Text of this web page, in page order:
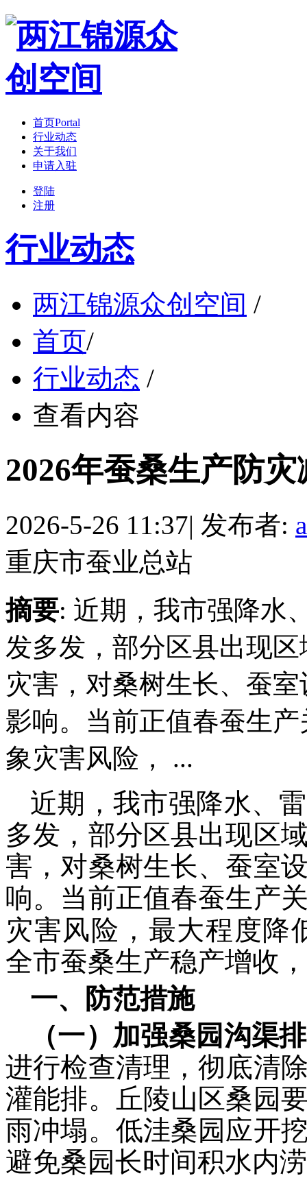
首页Portal
行业动态
关于我们
申请入驻
登陆
注册
行业动态
两江锦源众创空间 /
首页/
行业动态 /
查看内容
2026年蚕桑生产防
2026-5-26 11:37| 发布者:
重庆市蚕业总站
摘要: 近期，我市强降水
发多发，部分区县出现
灾害，对桑树生长、蚕
影响。当前正值春蚕生
象灾害风险， ...
近期，我市强降水、
多发，部分区县出现区
害，对桑树生长、蚕室
响。当前正值春蚕生产
灾害风险，最大程度降
全市蚕桑生产稳产增收
一、防范措施
（一）加强桑园沟渠
进行检查清理，彻底清
灌能排。丘陵山区桑园
雨冲塌。低洼桑园应开
避免桑园长时间积水内